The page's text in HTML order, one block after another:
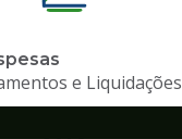
e Liquidações